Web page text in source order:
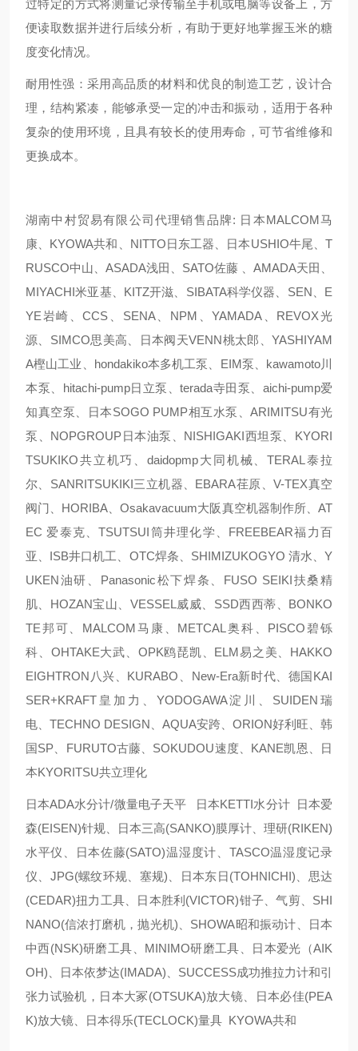
过特定的方式将测量记录传输至手机或电脑等设备上，方
便读取数据并进行后续分析，有助于更好地掌握玉米的糖
度变化情况。
耐用性强：采用高品质的材料和优良的制造工艺，设计合
理，结构紧凑，能够承受一定的冲击和振动，适用于各种
复杂的使用环境，且具有较长的使用寿命，可节省维修和
更换成本。
湖南中村贸易有限公司代理销售品牌: 日本MALCOM马
康、KYOWA共和、NITTO日东工器、日本USHIO牛尾、T
RUSCO中山、ASADA浅田、SATO佐藤 、AMADA天田、
MIYACHI米亚基、KITZ开滋、SIBATA科学仪器、SEN、E
YE岩崎、CCS、SENA、NPM、YAMADA、REVOX光
源、SIMCO思美高、日本阀天VENN桃太郎、YASHIYAM
A樫山工业、hondakiko本多机工泵、EIM泵、kawamoto川
本泵、hitachi-pump日立泵、terada寺田泵、aichi-pump爱
知真空泵、日本SOGO PUMP相互水泵、ARIMITSU有光
泵、NOPGROUP日本油泵、NISHIGAKI西坦泵、KYORI
TSUKIKO共立机巧、daidopmp大同机械、TERAL泰拉
尔、SANRITSUKIKI三立机器、EBARA荏原、V-TEX真空
阀门、HORIBA、Osakavacuum大阪真空机器制作所、AT
EC 爱泰克、TSUTSUI筒井理化学、FREEBEAR福力百
亚、ISB井口机工、OTC焊条、SHIMIZUKOGYO 清水、Y
UKEN油研、Panasonic松下焊条、FUSO SEIKI扶桑精
肌、HOZAN宝山、VESSEL威威、SSD西西蒂、BONKO
TE邦可、MALCOM马康、METCAL奥科、PISCO碧铄
科、OHTAKE大武、OPK鸥琵凯、ELM易之美、HAKKO
EIGHTRON八兴、KURABO、New-Era新时代、德国KAI
SER+KRAFT皇加力、YODOGAWA淀川、SUIDEN瑞
电、TECHNO DESIGN、AQUA安跨、ORION好利旺、韩
国SP、FURUTO古藤、SOKUDOU速度、KANE凯恩、日
本KYORITSU共立理化
日本ADA水分计/微量电子天平 日本KETTI水分计 日本爱
森(EISEN)针规、日本三高(SANKO)膜厚计、理研(RIKEN)
水平仪、日本佐藤(SATO)温湿度计、TASCO温湿度记录
仪、JPG(螺纹环规、塞规)、日本东日(TOHNICHI)、思达
(CEDAR)扭力工具、日本胜利(VICTOR)钳子、气剪、SHI
NANO(信浓打磨机，抛光机)、SHOWA昭和振动计、日本
中西(NSK)研磨工具、MINIMO研磨工具、日本爱光（AIK
OH)、日本依梦达(IMADA)、SUCCESS成功推拉力计和引
张力试验机，日本大冢(OTSUKA)放大镜、日本必佳(PEA
K)放大镜、日本得乐(TECLOCK)量具 KYOWA共和